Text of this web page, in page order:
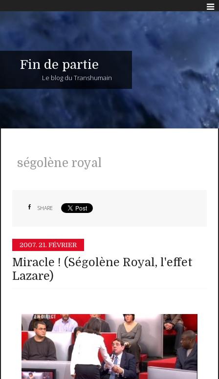
Fin de partie
Le blog du Transhumain
ségolène royal
SHARE
2007. 21. FÉVRIER
Miracle ! (Ségolène Royal, l'effet
Lazare)